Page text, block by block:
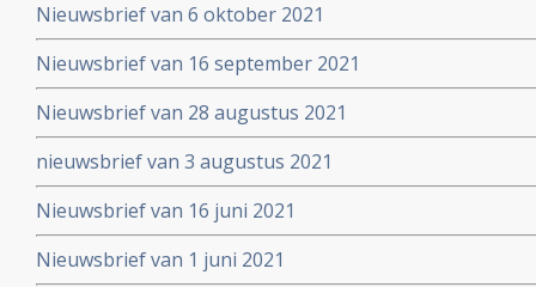
Nieuwsbrief van 6 oktober 2021
Nieuwsbrief van 16 september 2021
Nieuwsbrief van 28 augustus 2021
nieuwsbrief van 3 augustus 2021
Nieuwsbrief van 16 juni 2021
Nieuwsbrief van 1 juni 2021